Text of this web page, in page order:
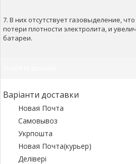
7. В них отсутствует газовыделение,
потери плотности электролита, и
батареи.
Варіанти доставки
Новая Почта
Самовывоз
Укрпошта
Новая Почта(курьер)
Делівері